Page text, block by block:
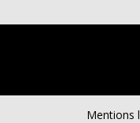
Mentions